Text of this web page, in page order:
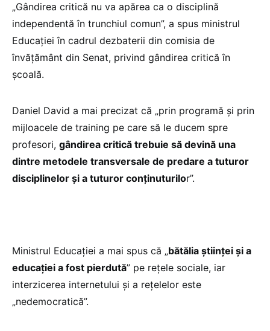
„Gândirea critică nu va apărea ca o disciplină
independentă în trunchiul comun”, a spus ministrul
Educației în cadrul dezbaterii din comisia de
învățământ din Senat, privind gândirea critică în
școală.
Daniel David a mai precizat că „prin programă și prin
mijloacele de training pe care să le ducem spre
profesori, gândirea critică trebuie să devină una
dintre metodele transversale de predare a tuturor
disciplinelor și a tuturor conținuturilor”.
Ministrul Educației a mai spus că „bătălia științei și a
educației a fost pierdută” pe rețele sociale, iar
interzicerea internetului și a rețelelor este
„nedemocratică”.